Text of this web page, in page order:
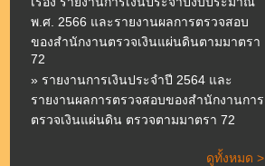
พ.ศ. 2566 และรายงานผลการตรวจสอบ
ของสำนักงานตรวจเงินแผ่นดินตามมาตรา
72
» รายงานการเงินประจำปี 2564 และ
รายงานผลการตรวจสอบของสำนักงานการ
ตรวจเงินแผ่นดิน ตรวจตามมาตรา 72
ดูทั้งหมด >